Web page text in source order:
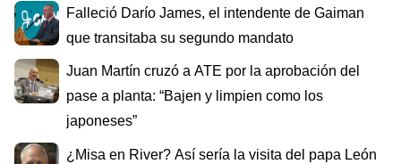
Falleció Darío James, el intendente de Gaiman
que transitaba su segundo mandato
Juan Martín cruzó a ATE por la aprobación del
pase a planta: “Bajen y limpien como los
japoneses”
¿Misa en River? Así sería la visita del papa León